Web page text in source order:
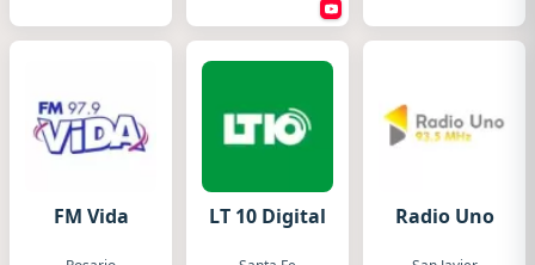
FM Vida LT 10 Digital Radio Uno